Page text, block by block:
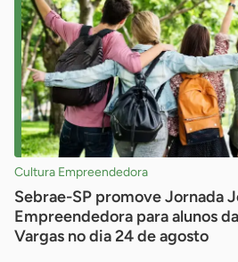
Cultura Empreendedora
Sebrae-SP promove Jornada
Empreendedora para alunos
Vargas no dia 24 de agosto